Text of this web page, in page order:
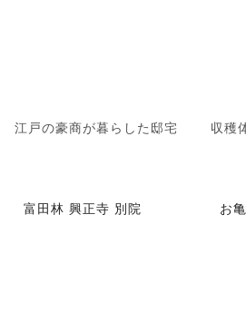
江戸の豪商が暮らした邸宅 収穫
富田林 興正寺 別院 お